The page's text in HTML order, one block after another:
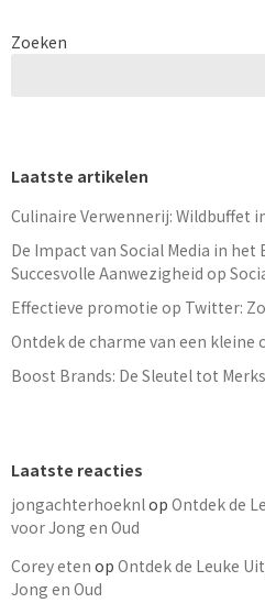
Zoeken
Laatste artikelen
Culinaire Verwennerij: Wildbuffet
De Impact van Social Media in
Succesvolle Aanwezigheid op
Effectieve promotie op Twitter:
Ontdek de charme van een
Boost Brands: De Sleutel tot
Laatste reacties
jongachterhoeknl op Ontdek de
voor Jong en Oud
Corey eten op Ontdek de Leuke
Jong en Oud